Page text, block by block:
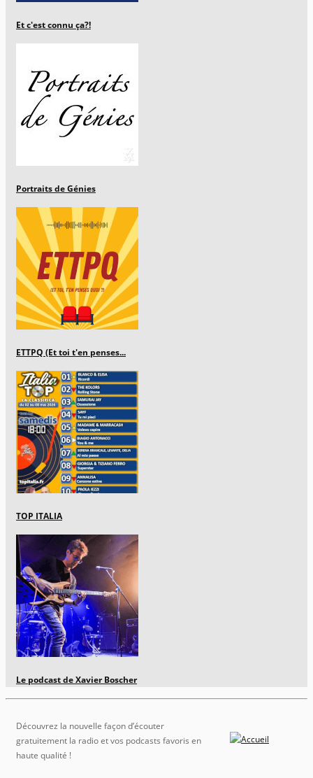
Et c'est connu ça?!
Portraits de Génies
ETTPQ (Et toi t'en penses...
TOP ITALIA
Le podcast de Xavier Boscher
Découvrez la nouvelle façon d’écouter
gratuitement la radio et vos podcasts favoris en
haute qualité !